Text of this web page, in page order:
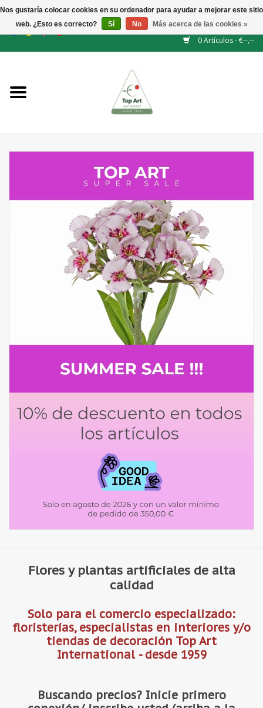
GBP/CHF /BGN/
0 Artículos - €--,--
NUEVO
Rama de hojas / bayas
Flores y plantas artificiales de alta
calidad
Solo para el comercio especializado:
floristerías, especialistas en interiores y/o
tiendas de decoración Top Art
International - desde 1959
Buscando precios?Inicie primero
Nos gustaría colocar cookies en su ordenador para ayudar a mejorar este sitio
web. ¿Esto es correcto?
Sí No Más acerca de las cookies »